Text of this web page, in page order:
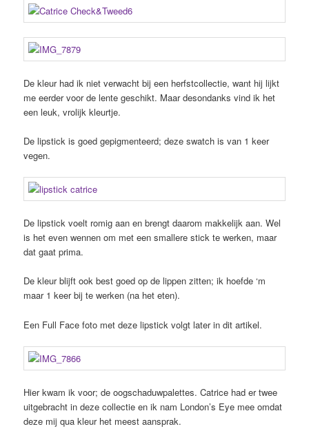
De kleur had ik niet verwacht bij een herfstcollectie, want hij lijkt
me eerder voor de lente geschikt. Maar desondanks vind ik het
een leuk, vrolijk kleurtje.
De lipstick is goed gepigmenteerd; deze swatch is van 1 keer
vegen.
De lipstick voelt romig aan en brengt daarom makkelijk aan. Wel
is het even wennen om met een smallere stick te werken, maar
dat gaat prima.
De kleur blijft ook best goed op de lippen zitten; ik hoefde ‘m
maar 1 keer bij te werken (na het eten).
Een Full Face foto met deze lipstick volgt later in dit artikel.
Hier kwam ik voor; de oogschaduwpalettes. Catrice had er twee
uitgebracht in deze collectie en ik nam London’s Eye mee omdat
deze mij qua kleur het meest aansprak.